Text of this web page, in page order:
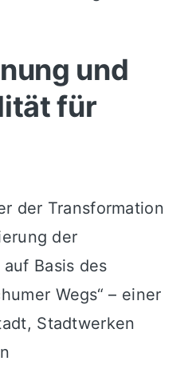
und
für
der Transformation
der
Basis des
Wegs“ – einer
Stadtwerken